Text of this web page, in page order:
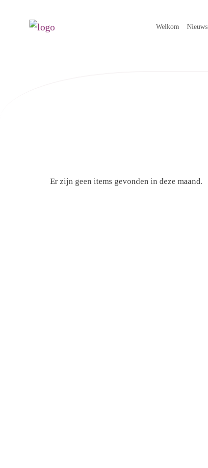
Welkom Nieuws
Er zijn geen items gevonden in deze maand.